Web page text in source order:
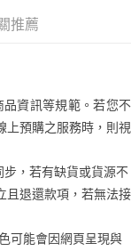
本公司）所提供，讓
店將買賣／分期付款
帳款。
，商店將以您的個人
蒐集、處理及利用，
及更正。
userRule
。
要取消訂單，請聯絡
，需透過AFTEE先享
顯示為準，若有關於
繫「AFTEE先享後付
support/home
後付」服務完成之交
京站紙袋，取件時
推薦
資訊等規範。若您不
上預購之服務時，則視
，若有缺貨或貨源不
且退還款項，若無法接
可能會因網頁呈現與